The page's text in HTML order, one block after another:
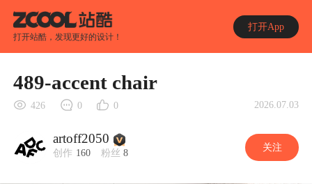
打开站酷，发现更好的设计！
打开App
489-accent chair
426 0 0 2026.07.03
artoff2050
创作 160 粉丝 8 关注